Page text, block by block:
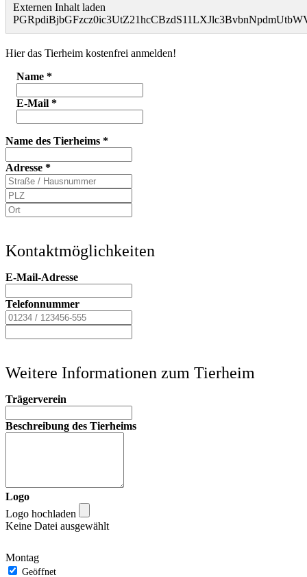
Externen Inhalt laden
Hier das Tierheim kostenfrei anmelden!
Name *
E-Mail *
Name des Tierheims *
Adresse *
Kontaktmöglichkeiten
E-Mail-Adresse
Telefonnummer
Weitere Informationen zum Tierheim
Trägerverein
Beschreibung des Tierheims
Logo
Logo hochladen
Keine Datei ausgewählt
Montag